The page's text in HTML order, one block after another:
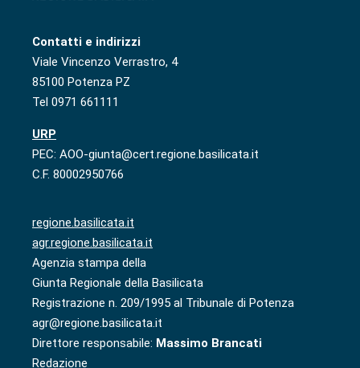
Contatti e indirizzi
Viale Vincenzo Verrastro, 4
85100 Potenza PZ
Tel 0971 661111
URP
PEC: AOO-giunta@cert.regione.basilicata.it
C.F. 80002950766
regione.basilicata.it
agr.regione.basilicata.it
Agenzia stampa della
Giunta Regionale della Basilicata
Registrazione n. 209/1995 al Tribunale di Potenza
agr@regione.basilicata.it
Direttore responsabile: Massimo Brancati
Redazione